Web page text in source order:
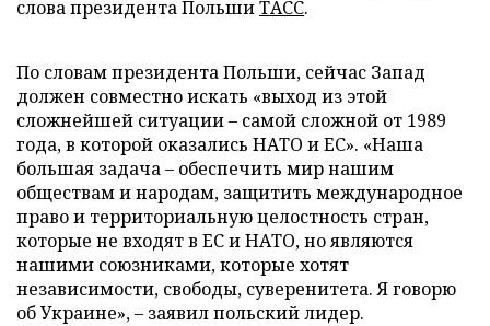
слова президента ПольшиТАСС.
По словам президента Польши, сейчас Запад
должен совместно искать «выход из этой
сложнейшей ситуации – самой сложной от 1989
года, в которой оказались НАТО и ЕС». «Наша
большая задача – обеспечить мир нашим
обществам и народам, защитить международное
право и территориальную целостность стран,
которые не входят в ЕС и НАТО, но являются
нашими союзниками, которые хотят
независимости, свободы, суверенитета. Я говорю
об Украине», – заявил польский лидер.